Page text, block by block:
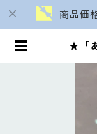
商品価
★「